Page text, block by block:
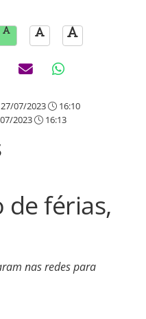
27/07/2023 16:10
2023 16:13
férias,
nas redes para